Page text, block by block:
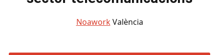
Noawork València